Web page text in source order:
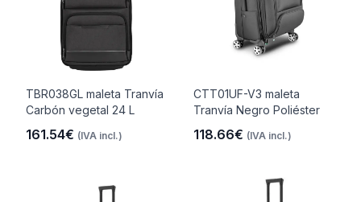
TBR038GL maleta Tranvía
Carbón vegetal 24 L
161.54€ (IVA incl.)
CTT01UF-V3 maleta
Tranvía Negro Poliéster
118.66€ (IVA incl.)